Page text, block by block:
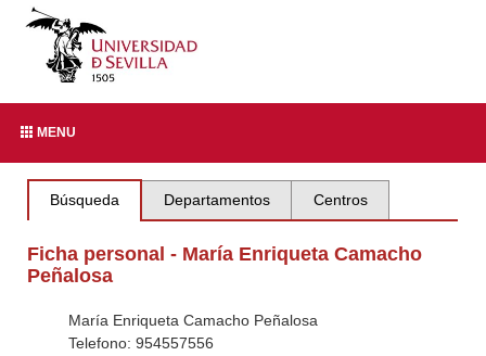
MENU
Búsqueda Departamentos Centros
Ficha personal - María Enriqueta Camacho
Peñalosa
María Enriqueta Camacho Peñalosa
Telefono: 954557556